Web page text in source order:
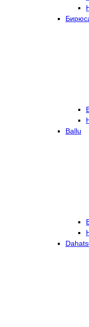
Ballu